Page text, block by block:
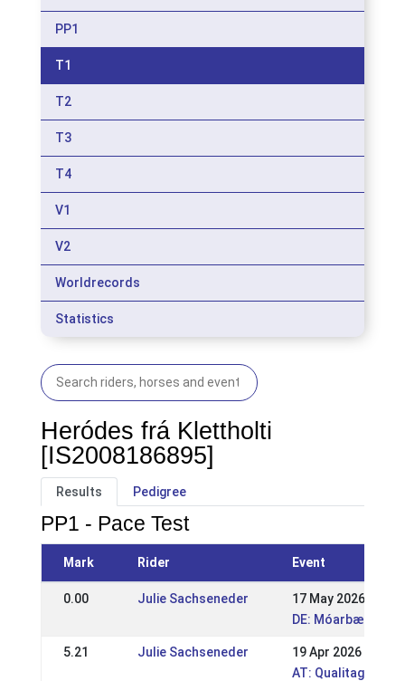
PP1
T1
T2
T3
T4
V1
V2
Worldrecords
Statistics
Heródes frá Klettholti
[IS2008186895]
Results Pedigree
PP1 - Pace Test
Mark Rider Event
0.00 Julie Sachseneder
17 May 2026
DE: Móarbær
5.21 Julie Sachseneder
19 Apr 2026
AT: Qualitag